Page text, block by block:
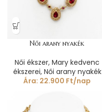
Női arany nyakék
Női ékszer, Mary kedvenc
ékszerei, Női arany nyakék
Ára: 22.900 Ft/nap